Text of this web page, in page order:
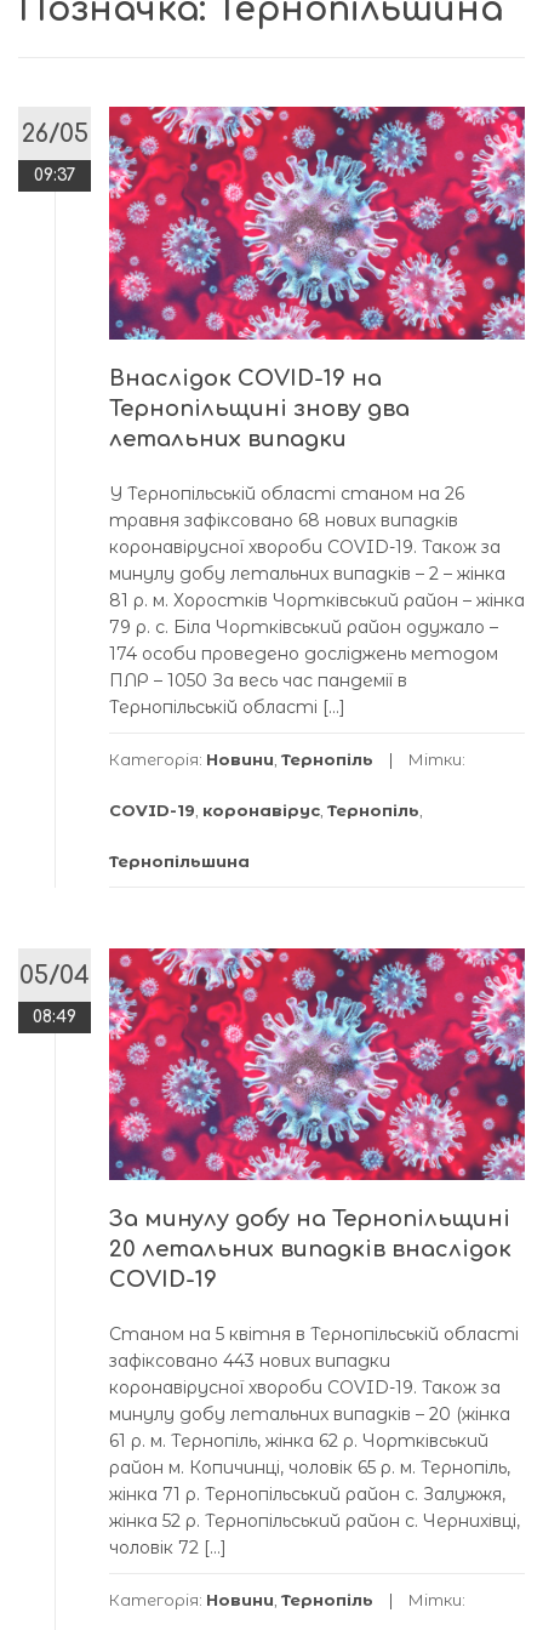
Позначка: Тернопільшина
26/05
09:37
Внаслідок COVID-19 на
Тернопільщині знову два
летальних випадки
У Тернопільській області станом на 26
травня зафіксовано 68 нових випадків
коронавірусної хвороби COVID-19. Також за
минулу добу летальних випадків – 2 – жінка
81 р. м. Хоростків Чортківський район – жінка
79 р. с. Біла Чортківський район одужало –
174 особи проведено досліджень методом
ПЛР – 1050 За весь час пандемії в
Тернопільській області […]
Категорія: Новини Тернопіль Мітки:
COVID-19 коронавірус Тернопіль
Тернопільшина
05/04
08:49
За минулу добу на Тернопільщині
20 летальних випадків внаслідок
COVID-19
Станом на 5 квітня в Тернопільській області
зафіксовано 443 нових випадки
коронавірусної хвороби COVID-19. Також за
минулу добу летальних випадків – 20 (жінка
61 р. м. Тернопіль, жінка 62 р. Чортківський
район м. Копичинці, чоловік 65 р. м. Тернопіль,
жінка 71 р. Тернопільський район с. Залужжя,
жінка 52 р. Тернопільський район с. Чернихівці,
чоловік 72 […]
Категорія: Новини Тернопіль Мітки: